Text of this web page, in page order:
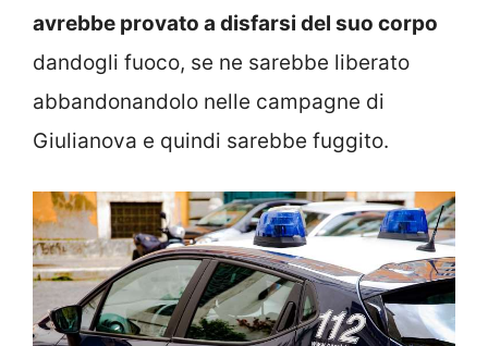
avrebbe provato a disfarsi del suo corpo
dandogli fuoco, se ne sarebbe liberato
abbandonandolo nelle campagne di
Giulianova e quindi sarebbe fuggito.